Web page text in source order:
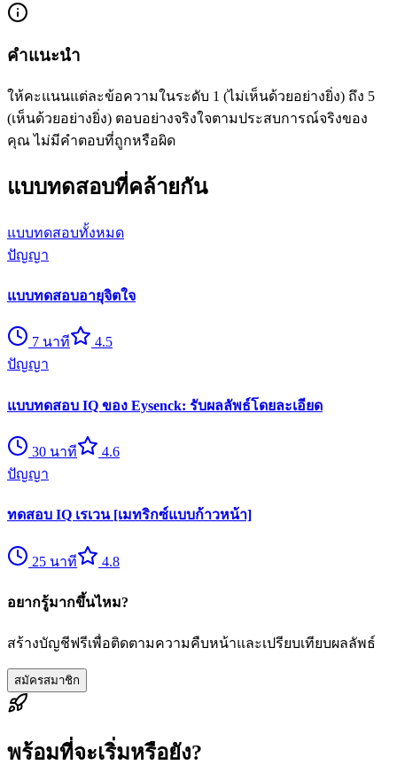
คำแนะนำ
ให้คะแนนแต่ละข้อความในระดับ 1 (ไม่เห็นด้วยอย่างยิ่ง) ถึง 5
(เห็นด้วยอย่างยิ่ง) ตอบอย่างจริงใจตามประสบการณ์จริงของ
คุณ ไม่มีคำตอบที่ถูกหรือผิด
แบบทดสอบที่คล้ายกัน
แบบทดสอบทั้งหมด
ปัญญา
แบบทดสอบอายุจิตใจ
7 นาที
4.5
ปัญญา
แบบทดสอบ IQ ของ Eysenck: รับผลลัพธ์โดยละเอียด
30 นาที
4.6
ปัญญา
ทดสอบ IQ เรเวน [เมทริกซ์แบบก้าวหน้า]
25 นาที 4.8
อยากรู้มากขึ้นไหม?
สร้างบัญชีฟรีเพื่อติดตามความคืบหน้าและเปรียบเทียบผลลัพธ์
สมัครสมาชิก
พร้อมที่จะเริ่มหรือยัง?